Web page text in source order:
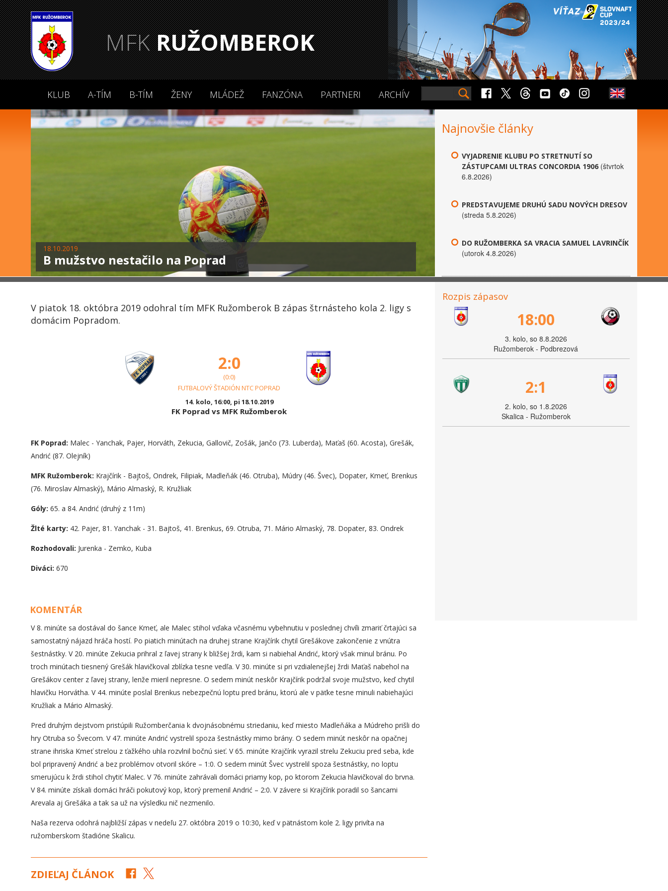
MFKRUŽOMBEROK
KLUB A-TÍM B-TÍM ŽENY MLÁDEŽ FANZÓNA PARTNERI ARCHÍV
18.10.2019
B mužstvo nestačilo na Poprad
Najnovšie články
VYJADRENIE KLUBU PO STRETNUTÍ SO
ZÁSTUPCAMI ULTRAS CONCORDIA 1906 (štvrtok
6.8.2026)
PREDSTAVUJEME DRUHÚ SADU NOVÝCH DRESOV
(streda 5.8.2026)
DO RUŽOMBERKA SA VRACIA SAMUEL LAVRINČÍK
(utorok 4.8.2026)
V piatok 18. októbra 2019 odohral tím MFK Ružomberok B zápas štrnásteho kola 2. ligy s
domácim Popradom.
2:0
(0:0)
FUTBALOVÝ ŠTADIÓN NTC POPRAD
14. kolo, 16:00, pi 18.10.2019
FK Poprad vs MFK Ružomberok
FK Poprad: Malec - Yanchak, Pajer, Horváth, Zekucia, Gallovič, Zošák, Jančo (73. Luberda), Maťaš (60. Acosta), Grešák,
Andrić (87. Olejník)
MFK Ružomberok: Krajčírik - Bajtoš, Ondrek, Filipiak, Madleňák (46. Otruba), Múdry (46. Švec), Dopater, Kmeť, Brenkus
(76. Miroslav Almaský), Mário Almaský, R. Kružliak
Góly: 65. a 84. Andrić (druhý z 11m)
Žlté karty: 42. Pajer, 81. Yanchak - 31. Bajtoš, 41. Brenkus, 69. Otruba, 71. Mário Almaský, 78. Dopater, 83. Ondrek
Rozhodovali: Jurenka - Zemko, Kuba
Diváci: 670
KOMENTÁR
V 8. minúte sa dostával do šance Kmeť, ale Malec stihol vďaka včasnému vybehnutiu v poslednej chvíli zmariť črtajúci sa
samostatný nájazd hráča hostí. Po piatich minútach na druhej strane Krajčírik chytil Grešákove zakončenie z vnútra
šestnástky. V 20. minúte Zekucia prihral z ľavej strany k bližšej žrdi, kam si nabiehal Andrić, ktorý však minul bránu. Po
troch minútach tiesnený Grešák hlavičkoval zblízka tesne vedľa. V 30. minúte si pri vzdialenejšej žrdi Maťaš nabehol na
Grešákov center z ľavej strany, lenže mieril nepresne. O sedem minút neskôr Krajčírik podržal svoje mužstvo, keď chytil
hlavičku Horvátha. V 44. minúte poslal Brenkus nebezpečnú loptu pred bránu, ktorú ale v päťke tesne minuli nabiehajúci
Kružliak a Mário Almaský.
Pred druhým dejstvom pristúpili Ružomberčania k dvojnásobnému striedaniu, keď miesto Madleňáka a Múdreho prišli do
hry Otruba so Švecom. V 47. minúte Andrić vystrelil spoza šestnástky mimo brány. O sedem minút neskôr na opačnej
strane ihriska Kmeť strelou z ťažkého uhla rozvlnil bočnú sieť. V 65. minúte Krajčírik vyrazil strelu Zekuciu pred seba, kde
bol pripravený Andrić a bez problémov otvoril skóre – 1:0. O sedem minút Švec vystrelil spoza šestnástky, no loptu
smerujúcu k žrdi stihol chytiť Malec. V 76. minúte zahrávali domáci priamy kop, po ktorom Zekucia hlavičkoval do brvna.
V 84. minúte získali domáci hráči pokutový kop, ktorý premenil Andrić – 2:0. V závere si Krajčírik poradil so šancami
Arevala aj Grešáka a tak sa už na výsledku nič nezmenilo.
Naša rezerva odohrá najbližší zápas v nedeľu 27. októbra 2019 o 10:30, keď v pätnástom kole 2. ligy privíta na
ružomberskom štadióne Skalicu.
ZDIEĽAJ ČLÁNOK
Rozpis zápasov
18:00
3. kolo, so 8.8.2026
Ružomberok - Podbrezová
2:1
2. kolo, so 1.8.2026
Skalica - Ružomberok